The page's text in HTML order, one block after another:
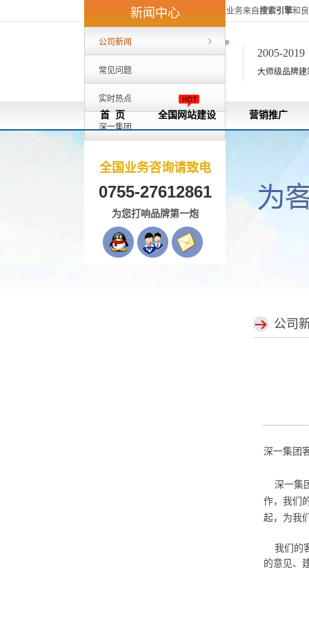
深一集团40%的客户来自外地，80%的业务来自搜索引擎和
2005-2019
大师级品牌建
首 页 全国网站建设 营销推广
新闻中心
公司新闻
常见问题
实时热点
深一集团
全国业务咨询请致电
0755-27612861
为您打响品牌第一炮
公司
深一集团
深一集
作，我们
起，为我
我们的
的意见、